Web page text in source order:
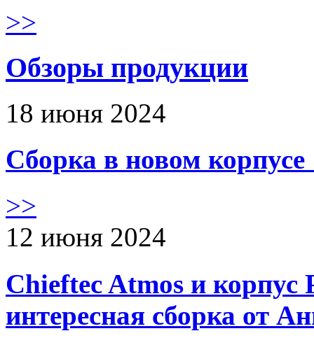
>>
Обзоры продукции
18 июня 2024
Сборка в новом
>>
12 июня 2024
Chieftec Atmos и корпус
интересная сборка от